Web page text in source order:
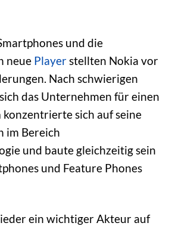
und die
neue Playerstellten Nokia vor
Nach schwierigen
das Unternehmen für einen
konzentrierte sich auf seine
im Bereich
und baute gleichzeitig sein
und Feature Phones
ein wichtiger Akteur auf